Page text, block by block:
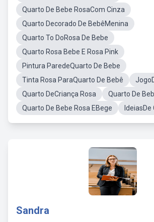
Quarto De Bebe RosaCom Cinza
Quarto Decorado De BebêMenina
Quarto To DoRosa De Bebe
Quarto Rosa Bebe E Rosa Pink
Pintura ParedeQuarto De Bebe
Tinta Rosa ParaQuarto De Bebê
Quarto DeCriança Rosa
Quarto De
Quarto De Bebe Rosa EBege
Sandra